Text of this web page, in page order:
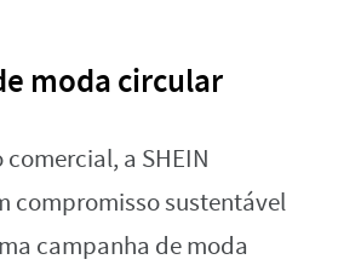
moda circular
a SHEIN
compromisso sustentável
campanha de moda